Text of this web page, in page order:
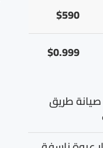
$590
$0.999
صيانة طريق